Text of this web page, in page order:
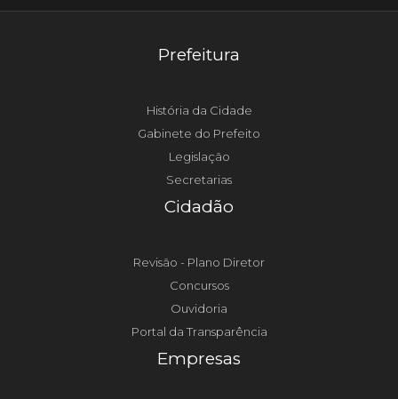
Prefeitura
História da Cidade
Gabinete do Prefeito
Legislação
Secretarias
Cidadão
Revisão - Plano Diretor
Concursos
Ouvidoria
Portal da Transparência
Empresas